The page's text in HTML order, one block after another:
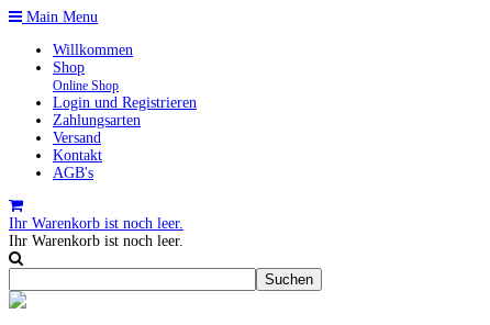
Main Menu
Willkommen
Shop
Online Shop
Login und Registrieren
Zahlungsarten
Versand
Kontakt
AGB's
Ihr Warenkorb ist noch leer.
Ihr Warenkorb ist noch leer.